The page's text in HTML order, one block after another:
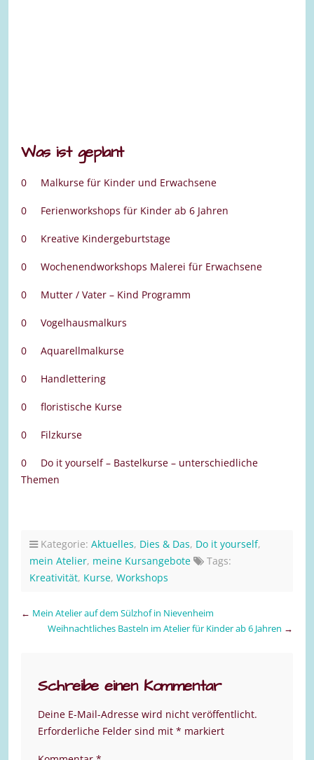
Was ist geplant
0 Malkurse für Kinder und Erwachsene
0 Ferienworkshops für Kinder ab 6 Jahren
0 Kreative Kindergeburtstage
0 Wochenendworkshops Malerei für Erwachsene
0 Mutter / Vater – Kind Programm
0 Vogelhausmalkurs
0 Aquarellmalkurse
0 Handlettering
0 floristische Kurse
0 Filzkurse
0 Do it yourself – Bastelkurse – unterschiedliche
Themen
Kategorie: Aktuelles, Dies & Das, Do it yourself,
mein Atelier, meine Kursangebote
Tags:
Kreativität, Kurse, Workshops
← Mein Atelier auf dem Sülzhof in Nievenheim
Weihnachtliches Basteln im Atelier für Kinder ab 6 Jahren →
Schreibe einen Kommentar
Deine E-Mail-Adresse wird nicht veröffentlicht.
Erforderliche Felder sind mit * markiert